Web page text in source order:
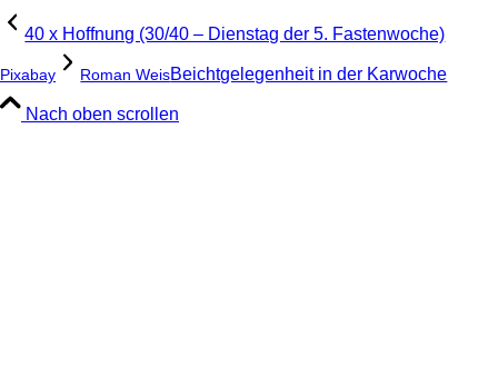
40 x Hoffnung (30/40 – Dienstag der 5. Fastenwoche)
Pixabay Roman WeisBeichtgelegenheit in der Karwoche
Nach oben scrollen